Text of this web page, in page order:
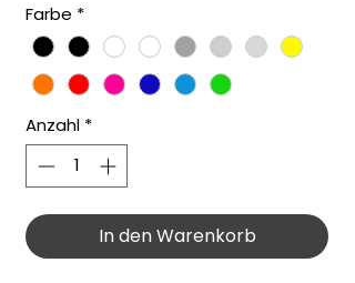
Farbe *
Anzahl *
In den Warenkorb